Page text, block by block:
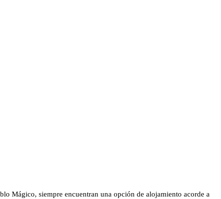
Mágico, siempre encuentran una opción de alojamiento acorde a